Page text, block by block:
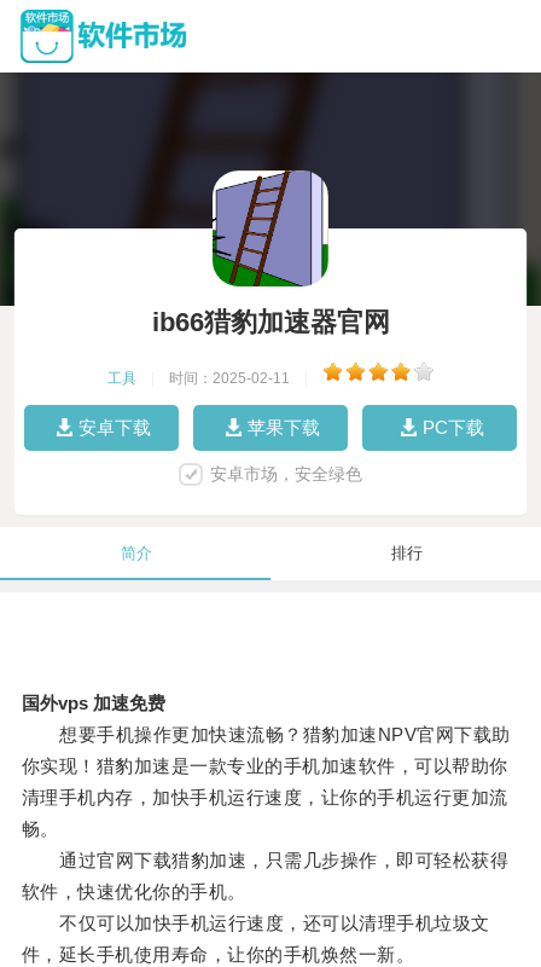
ib66猎豹加速器官网
工具 时间：2025-02-11
安卓下载 苹果下载 PC下载
安卓市场，安全绿色
简介 排行
国外vps 加速免费
想要手机操作更加快速流畅？猎豹加速NPV官网下载助
你实现！猎豹加速是一款专业的手机加速软件，可以帮助你
清理手机内存，加快手机运行速度，让你的手机运行更加流
畅。
通过官网下载猎豹加速，只需几步操作，即可轻松获得
软件，快速优化你的手机。
不仅可以加快手机运行速度，还可以清理手机垃圾文
件，延长手机使用寿命，让你的手机焕然一新。